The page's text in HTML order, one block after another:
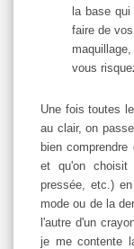
la base
faire de
vous
Une fois toutes
au clair, on
bien
et qu'on choisit
pressée, etc.)
mode ou de la
l'autre d'un
je me contente